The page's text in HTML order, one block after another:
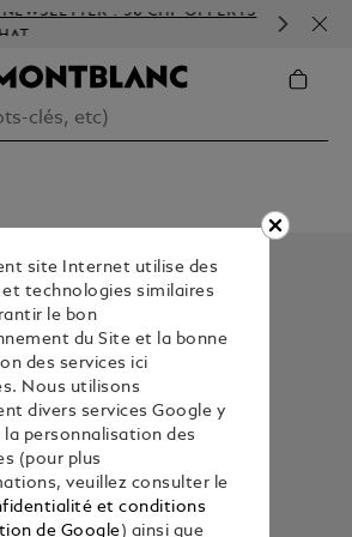
: 50 CHF OFFERTS
site Internet utilise des
technologies similaires
le bon
du Site et la bonne
des services ici
Nous utilisons
divers services Google y
la personnalisation des
(pour plus
veuillez consulter le
et conditions
de Google) ainsi que